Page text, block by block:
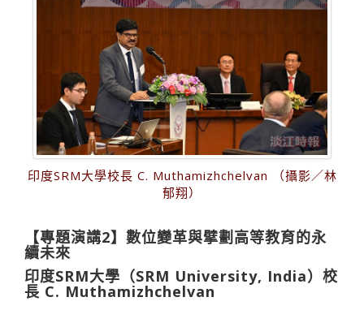
印度SRM大學校長 C. Muthamizhchelvan （攝影／林
郁翔）
【專題演講2】數位變革與擘劃高等教育的永
續未來
印度SRM大學（SRM University, India）校
長 C. Muthamizhchelvan